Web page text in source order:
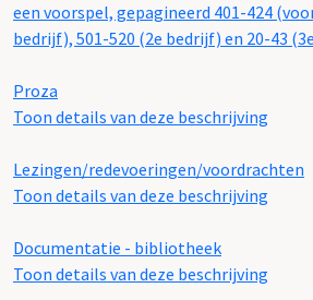
een voorspel, gepagineerd 401-424
bedrijf), 501-520 (2e bedrijf) en 20-43
Proza
Toon details van deze beschrijving
Lezingen/redevoeringen/voordrachten
Toon details van deze beschrijving
Documentatie - bibliotheek
Toon details van deze beschrijving